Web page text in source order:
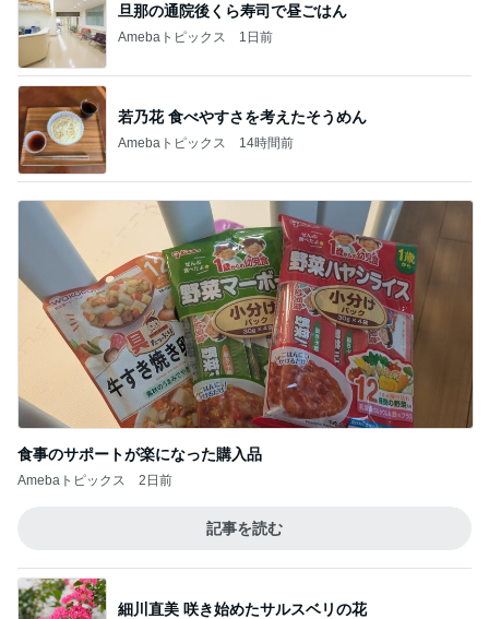
旦那の通院後くら寿司で昼ごはん
Amebaトピックス 1日前
若乃花 食べやすさを考えたそうめん
Amebaトピックス 14時間前
食事のサポートが楽になった購入品
Amebaトピックス 2日前
記事を読む
細川直美 咲き始めたサルスベリの花